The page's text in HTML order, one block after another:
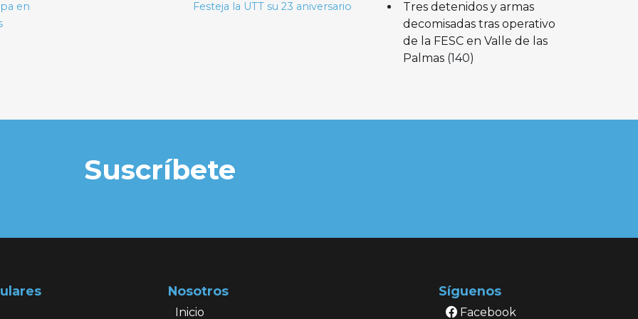
en
Festeja la UTT su 23 aniversario
Tres detenidos y armas
decomisadas tras operativo
de la FESC en Valle de las
Palmas (140)
Suscríbete
Nosotros
Inicio
Síguenos
Facebook